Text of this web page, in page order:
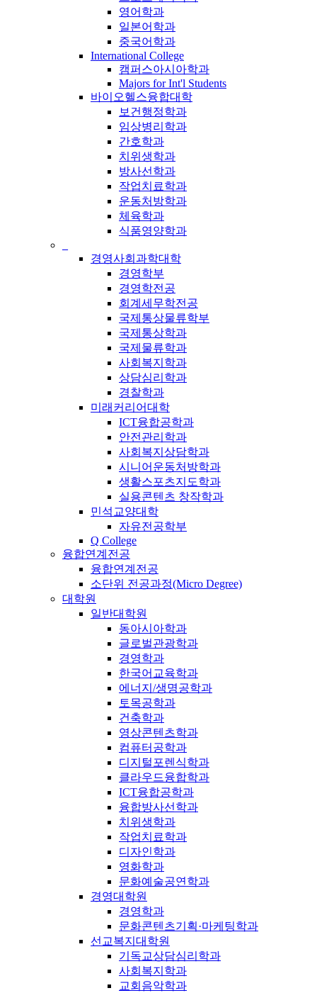
영어학과
일본어학과
중국어학과
International College
캠퍼스아시아학과
Majors for Int'l Students
바이오헬스융합대학
보건행정학과
임상병리학과
간호학과
치위생학과
방사선학과
작업치료학과
운동처방학과
체육학과
식품영양학과
경영사회과학대학
경영학부
경영학전공
회계세무학전공
국제통상물류학부
국제통상학과
국제물류학과
사회복지학과
상담심리학과
경찰학과
미래커리어대학
ICT융합공학과
안전관리학과
사회복지상담학과
시니어운동처방학과
생활스포츠지도학과
실용콘텐츠 창작학과
민석교양대학
자유전공학부
Q College
융합연계전공
융합연계전공
소단위 전공과정(Micro Degree)
대학원
일반대학원
동아시아학과
글로벌관광학과
경영학과
한국어교육학과
에너지/생명공학과
토목공학과
건축학과
영상콘텐츠학과
컴퓨터공학과
디지털포렌식학과
클라우드융합학과
ICT융합공학과
융합방사선학과
치위생학과
작업치료학과
디자인학과
영화학과
문화예술공연학과
경영대학원
경영학과
문화콘텐츠기획·마케팅학과
선교복지대학원
기독교상담심리학과
사회복지학과
교회음악학과